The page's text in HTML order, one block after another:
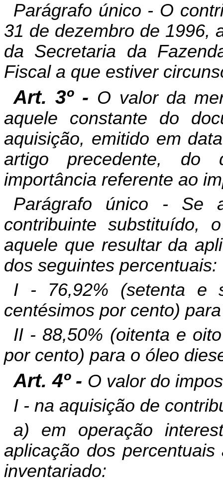
Parágrafo único - O
31 de dezembro de 1996,
da Secretaria da
Fiscal a que estiver
Art. 3º - O valor da
aquele constante do
aquisição, emitido em
artigo precedente,
importância referente ao
Parágrafo único - Se
contribuinte substituído,
aquele que resultar da
dos seguintes percentuais:
I - 76,92% (setenta e
centésimos por cento)
II - 88,50% (oitenta e
por cento) para o óleo
Art. 4º - O valor do
I - na aquisição de
a) em operação
aplicação dos
inventariado: